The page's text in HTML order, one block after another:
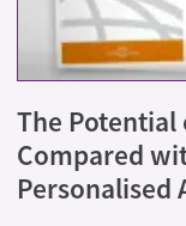
The
Compared
Personalised